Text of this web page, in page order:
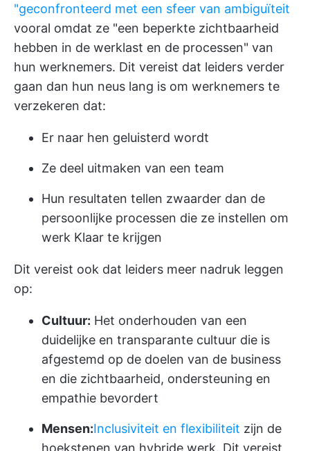
"geconfronteerd met een sfeer van ambiguïteit
vooral omdat ze "een beperkte zichtbaarheid
hebben in de werklast en de processen" van
hun werknemers. Dit vereist dat leiders verder
gaan dan hun neus lang is om werknemers te
verzekeren dat:
Er naar hen geluisterd wordt
Ze deel uitmaken van een team
Hun resultaten tellen zwaarder dan de
persoonlijke processen die ze instellen om
werk Klaar te krijgen
Dit vereist ook dat leiders meer nadruk leggen
op:
Cultuur: Het onderhouden van een
duidelijke en transparante cultuur die is
afgestemd op de doelen van de business
en die zichtbaarheid, ondersteuning en
empathie bevordert
Mensen:Inclusiviteit en flexibiliteit zijn de
hoekstenen van hybride werk. Dit vereist